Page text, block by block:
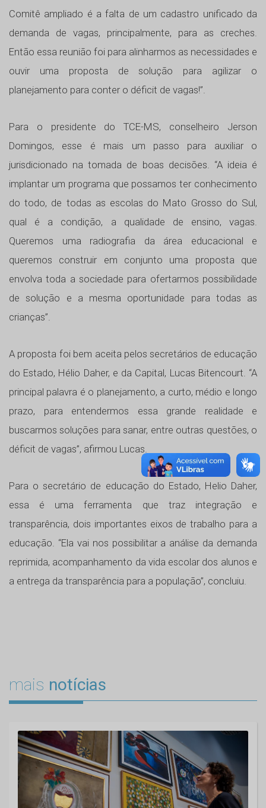
Comitê ampliado é a falta de um cadastro unificado da
demanda de vagas, principalmente, para as creches.
Então essa reunião foi para alinharmos as necessidades e
ouvir uma proposta de solução para agilizar o
planejamento para conter o déficit de vagas!”.
Para o presidente do TCE-MS, conselheiro Jerson
Domingos, esse é mais um passo para auxiliar o
jurisdicionado na tomada de boas decisões. “A ideia é
implantar um programa que possamos ter conhecimento
do todo, de todas as escolas do Mato Grosso do Sul,
qual é a condição, a qualidade de ensino, vagas.
Queremos uma radiografia da área educacional e
queremos construir em conjunto uma proposta que
envolva toda a sociedade para ofertarmos possibilidade
de solução e a mesma oportunidade para todas as
crianças”.
A proposta foi bem aceita pelos secretários de educação
do Estado, Hélio Daher, e da Capital, Lucas Bitencourt. “A
principal palavra é o planejamento, a curto, médio e longo
prazo, para entendermos essa grande realidade e
buscarmos soluções para sanar, entre outras questões, o
déficit de vagas”, afirmou Lucas.
Para o secretário de educação do Estado, Helio Daher,
essa é uma ferramenta que traz integração e
transparência, dois importantes eixos de trabalho para a
educação. “Ela vai nos possibilitar a análise da demanda
reprimida, acompanhamento da vida escolar dos alunos e
a entrega da transparência para a população”, concluiu.
mais notícias